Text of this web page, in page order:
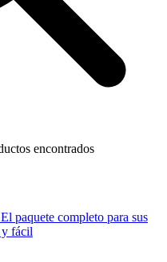
encontrados
El paquete completo para sus
fácil